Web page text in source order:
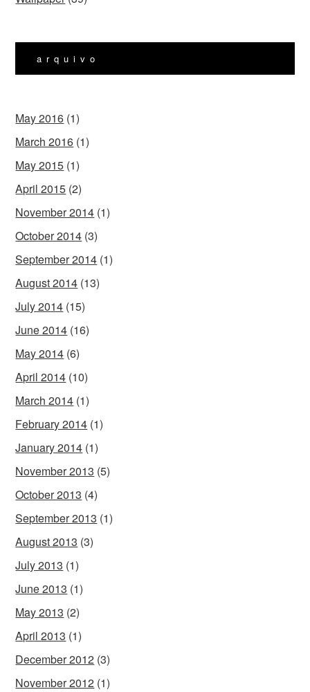
arquivo
May 2016 (1)
March 2016 (1)
May 2015 (1)
April 2015 (2)
November 2014 (1)
October 2014 (3)
September 2014 (1)
August 2014 (13)
July 2014 (15)
June 2014 (16)
May 2014 (6)
April 2014 (10)
March 2014 (1)
February 2014 (1)
January 2014 (1)
November 2013 (5)
October 2013 (4)
September 2013 (1)
August 2013 (3)
July 2013 (1)
June 2013 (1)
May 2013 (2)
April 2013 (1)
December 2012 (3)
November 2012 (1)